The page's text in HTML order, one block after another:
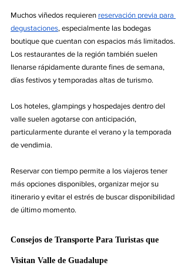
Muchos viñedos requieren reservación previa para
degustaciones, especialmente las bodegas
boutique que cuentan con espacios más limitados.
Los restaurantes de la región también suelen
llenarse rápidamente durante fines de semana,
días festivos y temporadas altas de turismo.
Los hoteles, glampings y hospedajes dentro del
valle suelen agotarse con anticipación,
particularmente durante el verano y la temporada
de vendimia.
Reservar con tiempo permite a los viajeros tener
más opciones disponibles, organizar mejor su
itinerario y evitar el estrés de buscar disponibilidad
de último momento.
Consejos de Transporte Para Turistas que
Visitan Valle de Guadalupe